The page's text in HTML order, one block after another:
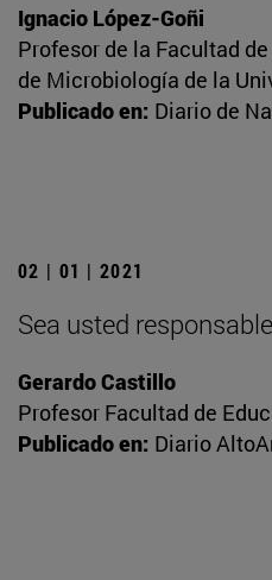
Ignacio López-Goñi
Profesor de la Facultad
de Microbiología de la
Publicado en: Diario de
02 | 01 | 2021
Sea usted responsable
Gerardo Castillo
Profesor Facultad de
Publicado en: Diario